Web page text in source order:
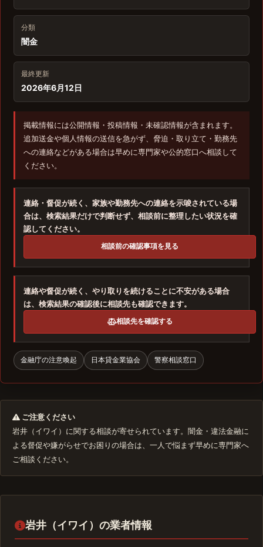
分類
闇金
最終更新
2026年6月12日
掲載情報には公開情報・投稿情報・未確認情報が含まれます。
追加送金や個人情報の送信を急がず、脅迫・取り立て・勤務先
への連絡などがある場合は早めに専門家や公的窓口へ相談して
ください。
連絡・督促が続く、家族や勤務先への連絡を示唆されている場
合は、検索結果だけで判断せず、相談前に整理したい状況を確
認してください。
相談前の確認事項を見る
連絡や督促が続く、やり取りを続けることに不安がある場合
は、検索結果の確認後に相談先も確認できます。
相談先を確認する
金融庁の注意喚起 日本貸金業協会 警察相談窓口
ご注意ください
岩井（イワイ）に関する相談が寄せられています。闇金・違法金融に
よる督促や嫌がらせでお困りの場合は、一人で悩まず早めに専門家へ
ご相談ください。
岩井（イワイ）の業者情報